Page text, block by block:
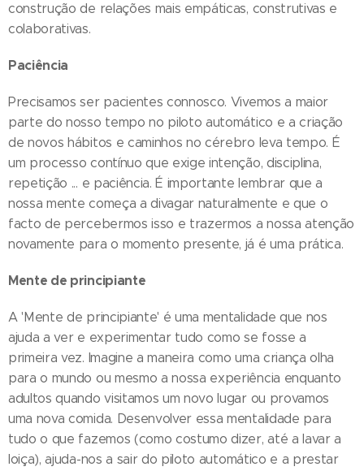
construção de relações mais empáticas, construtivas e
colaborativas.
Paciência
Precisamos ser pacientes connosco. Vivemos a maior
parte do nosso tempo no piloto automático e a criação
de novos hábitos e caminhos no cérebro leva tempo. É
um processo contínuo que exige intenção, disciplina,
repetição ... e paciência. É importante lembrar que a
nossa mente começa a divagar naturalmente e que o
facto de percebermos isso e trazermos a nossa atenção
novamente para o momento presente, já é uma prática.
Mente de principiante
A 'Mente de principiante' é uma mentalidade que nos
ajuda a ver e experimentar tudo como se fosse a
primeira vez. Imagine a maneira como uma criança olha
para o mundo ou mesmo a nossa experiência enquanto
adultos quando visitamos um novo lugar ou provamos
uma nova comida. Desenvolver essa mentalidade para
tudo o que fazemos (como costumo dizer, até a lavar a
loiça), ajuda-nos a sair do piloto automático e a prestar